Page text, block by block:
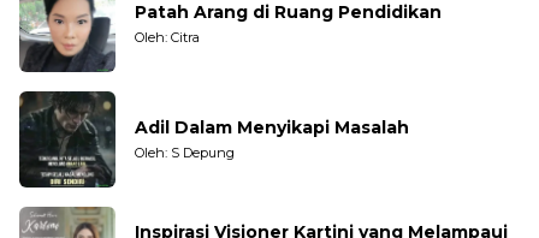
Patah Arang di Ruang Pendidikan
Oleh: Citra
Adil Dalam Menyikapi Masalah
Oleh: S Depung
Inspirasi Visioner Kartini yang Melampaui